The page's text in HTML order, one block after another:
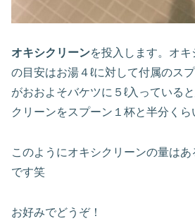
オキシクリーンを投入します。オ
の目安はお湯４ℓに対して付属のス
がおおよそバケツに５ℓ入っている
クリーンをスプーン１杯と半分くら
このようにオキシクリーンの量は
です笑
お好みでどうぞ！